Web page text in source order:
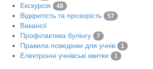
Екскурсія 48
Відкритість та прозорість 57
Вакансії
Профілактика булінгу
7
Правила поведінки для учнів 1
Електронні учнівські квитки 1